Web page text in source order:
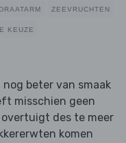
ZEEVRUCHTEN
KEUZE
beter van smaak
misschien geen
des te meer
komen